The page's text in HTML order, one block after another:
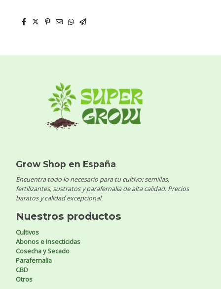
Grow Shop en España
Encuentra todo lo necesario para tu cultivo: semillas,
fertilizantes, sustratos y parafernalia de alta calidad. Precios
baratos y calidad excepcional.
Nuestros productos
Cultivos
Abonos e Insecticidas
Cosecha y Secado
Parafernalia
CBD
Otros